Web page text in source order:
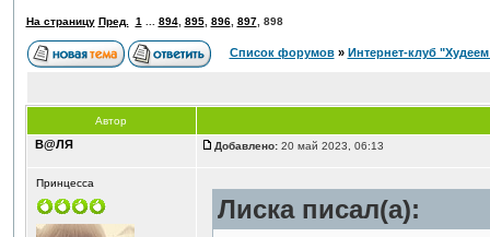
На страницу Пред. 1 894, 895, 896, 897, 898
Список форумов» Интернет-клуб
Автор
В@ЛЯ Добавлено:20 май 2023, 06:13
Принцесса
Лиска писал(а):